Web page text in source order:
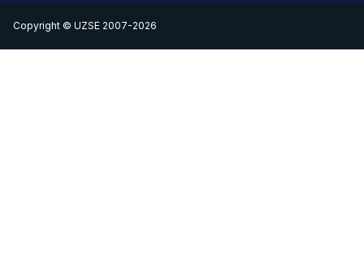
Copyright © UZSE 2007-2026